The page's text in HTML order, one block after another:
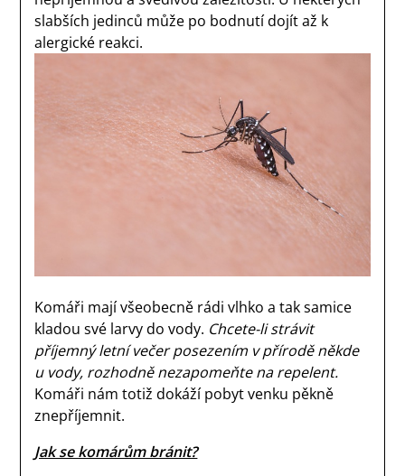
slabších jedinců může po bodnutí dojít až k
alergické reakci.
Komáři mají všeobecně rádi vlhko a tak samice
kladou své larvy do vody. Chcete-li strávit
příjemný letní večer posezením v přírodě někde
u vody, rozhodně nezapomeňte na repelent.
Komáři nám totiž dokáží pobyt venku pěkně
znepříjemnit.
Jak se komárům bránit?